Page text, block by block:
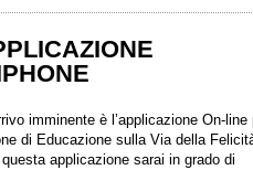
imminente è l’applicazione On-line
di Educazione sulla Via della
applicazione sarai in grado di